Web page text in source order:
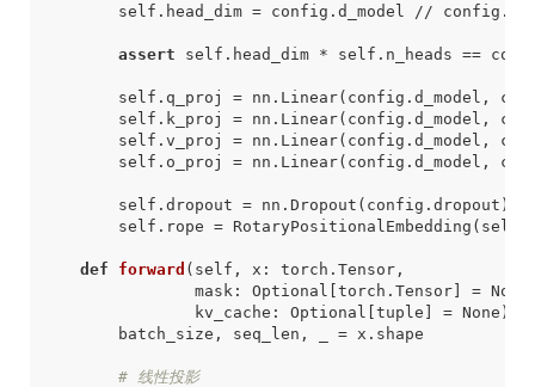
self . head_dim = config . d_model // config .
assert self . head_dim * self . n_heads ==
self . q_proj = nn . Linear( config . d_model ,
self . k_proj = nn . Linear( config . d_model ,
self . v_proj = nn . Linear( config . d_model ,
self . o_proj = nn . Linear( config . d_model ,
self . dropout = nn . Dropout ( config . dropout )
self . rope = RotaryPositionalEmbedding ( self
def forward ( self , x : torch . Tensor,
mask : Optional [torch . Tensor] = None
kv_cache : Optional [tuple ] = None )
batch_size , seq_len , = x . shape
# 线性投影